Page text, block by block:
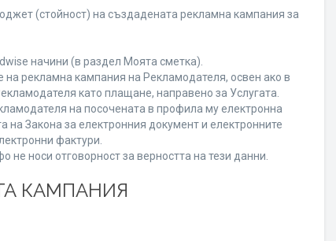
(стойност) на създадената рекламна кампания за
начини (в раздел Моята сметка).
рекламна кампания на Рекламодателя, освен ако в
като плащане, направено за Услугата.
на посочената в профила му електронна
на Закона за електронния документ и електронните
фактури.
носи отговорност за верността на тези данни.
КАМПАНИЯ